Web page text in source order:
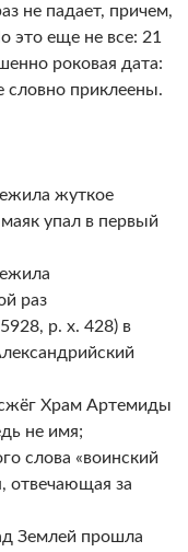
не падает, причем,
это еще не все: 21
роковая дата:
словно приклеены.
жуткое
упал в первый
раз
р. х. 428) в
Храм Артемиды
не имя;
слова «воинский
отвечающая за
Землей прошла